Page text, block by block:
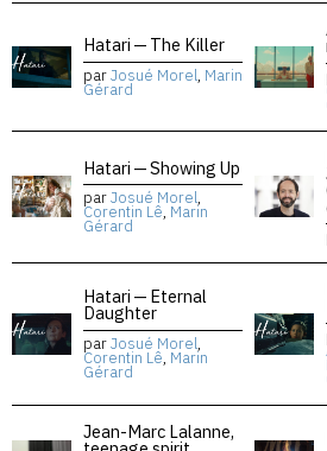
Hatari — The Killer
parJosué Morel, Marin
Gérard
Hatari — Showing Up
parJosué Morel,
Corentin Lê, Marin
Gérard
Hatari — Eternal
Daughter
parJosué Morel,
Corentin Lê, Marin
Gérard
Jean-Marc Lalanne,